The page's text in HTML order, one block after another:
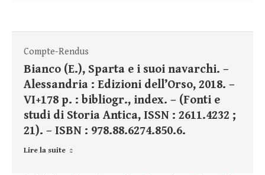
Compte-Rendus
Bianco (E.), Sparta e i suoi navarchi. –
Alessandria : Edizioni dell’Orso, 2018. –
VI+178 p. : bibliogr., index. – (Fonti e
studi di Storia Antica, ISSN : 2611.4232 ;
21). – ISBN : 978.88.6274.850.6.
Lire la suite